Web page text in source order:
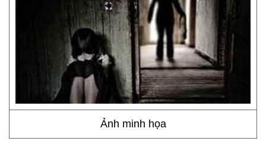
Ảnh minh họa